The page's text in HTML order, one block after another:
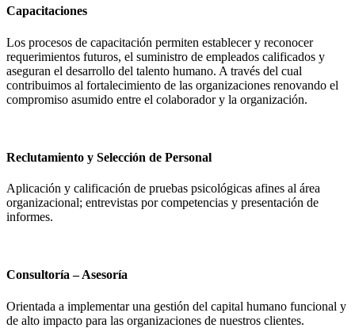
Capacitaciones
Los procesos de capacitación permiten establecer y reconocer
requerimientos futuros, el suministro de empleados calificados y
aseguran el desarrollo del talento humano. A través del cual
contribuimos al fortalecimiento de las organizaciones renovando el
compromiso asumido entre el colaborador y la organización.
Reclutamiento y Selección de Personal
Aplicación y calificación de pruebas psicológicas afines al área
organizacional; entrevistas por competencias y presentación de
informes.
Consultoría – Asesoría
Orientada a implementar una gestión del capital humano funcional y
de alto impacto para las organizaciones de nuestros clientes.